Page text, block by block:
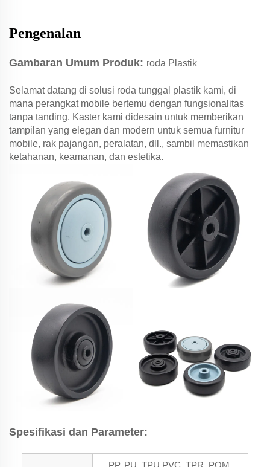
Pengenalan
Gambaran Umum Produk: roda Plastik
Selamat datang di solusi roda tunggal plastik kami, di
mana perangkat mobile bertemu dengan fungsionalitas
tanpa tanding. Kaster kami didesain untuk memberikan
tampilan yang elegan dan modern untuk semua furnitur
mobile, rak pajangan, peralatan, dll., sambil memastikan
ketahanan, keamanan, dan estetika.
Spesifikasi dan Parameter:
PP, PU, TPU PVC, TPR, POM,